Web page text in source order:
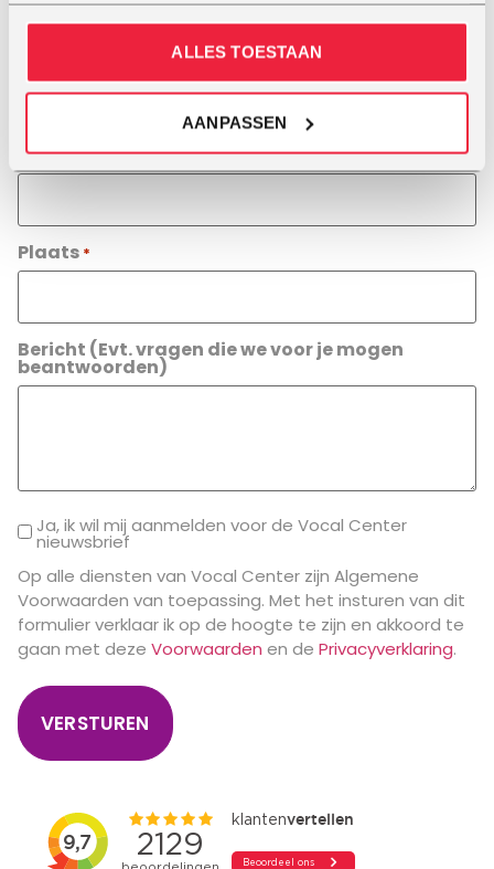
ALLES TOESTAAN
AANPASSEN
Achternaam
Telefoon*
Plaats *
Bericht (Evt. vragen die we voor je mogen
beantwoorden)
Ja, ik wil mij aanmelden voor de Vocal Center
nieuwsbrief
Op alle diensten van Vocal Center zijn Algemene
Voorwaarden van toepassing. Met het insturen van dit
formulier verklaar ik op de hoogte te zijn en akkoord te
gaan met deze Voorwaarden en de Privacyverklaring.